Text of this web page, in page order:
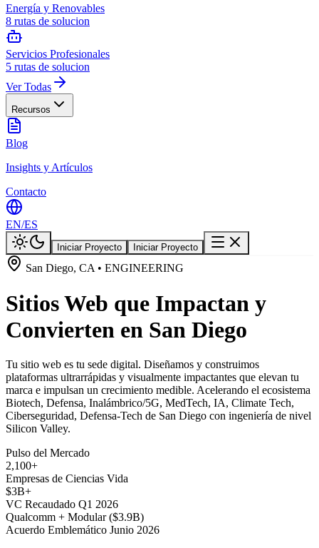
Energía y Renovables
8 rutas de solucion
Servicios Profesionales
5 rutas de solucion
Ver Todas
Recursos
Blog
Insights y Artículos
Contacto
EN/ES
Iniciar Proyecto Iniciar Proyecto
San Diego, CA • ENGINEERING
Sitios Web que Impactan y
Convierten en San Diego
Tu sitio web es tu sede digital. Diseñamos y construimos
plataformas ultrarrápidas y visualmente impactantes que elevan tu
marca e impulsan un crecimiento medible. Acelerando el ecosistema
Biotech, Defensa, Inalámbrico/5G, MedTech, IA, Climate Tech,
Ciberseguridad, Defensa-Tech de San Diego con ingeniería de nivel
Silicon Valley.
Pulso del Mercado
2,100+
Empresas de Ciencias Vida
$3B+
VC Recaudado Q1 2026
Qualcomm + Modular ($3.9B)
Acuerdo Emblemático Junio 2026